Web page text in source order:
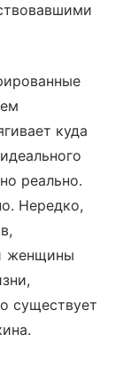
куда
реально.
Нередко,
женщины
существует